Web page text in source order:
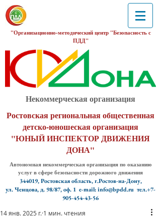
"Организационно-методический центр "Безопасность с
ПДД"
Некоммерческая организация
Ростовская региональная общественная
детско-юношеская организация
"ЮНЫЙ ИНСПЕКТОР ДВИЖЕНИЯ
ДОНА"
Автономная некоммерческая организация по оказанию
услуг в сфере безопасности дорожного движения
344019, Ростовская область, г.Ростов-на-Дону,
ул. Ченцова, д. 98/87, оф. 1 e-mail: info@bpdd.ru тел.+7-
905-454-43-56
14 янв. 2025 г. 1 мин. чтения